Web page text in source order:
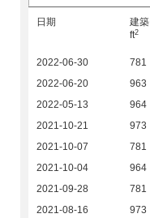
日期
建築
ft2
2022-06-30 781
2022-06-20
963
2022-05-13
964
2021-10-21
973
2021-10-07
781
2021-10-04
964
2021-09-28
781
2021-08-16
973